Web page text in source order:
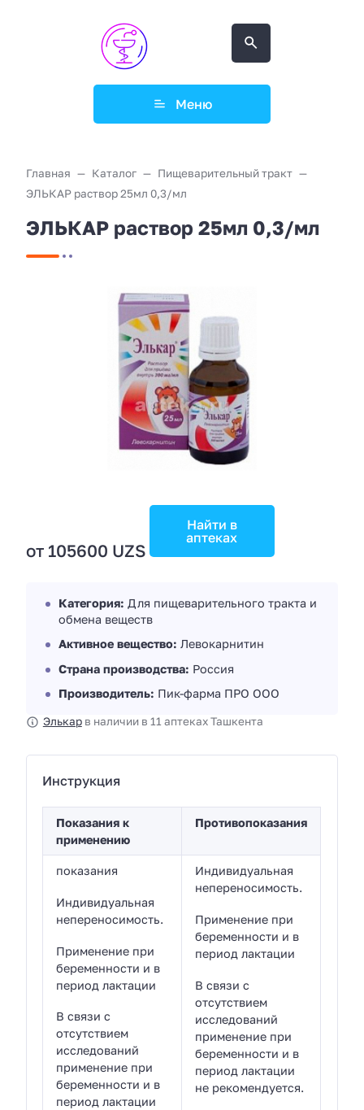
Меню
Главная Каталог
Пищеварительный тракт
ЭЛЬКАР раствор 25мл 0,3/мл
ЭЛЬКАР раствор 25мл 0,3/мл
от 105600 UZS
Найти в
аптеках
Категория: Для пищеварительного тракта и
обмена веществ
Активное вещество: Левокарнитин
Страна производства: Россия
Производитель: Пик-фарма ПРО ООО
Элькарв наличии в 11 аптеках Ташкента
Инструкция
Показания к
применению
Противопоказания
показания
Индивидуальная
непереносимость.
Применение при
беременности и в
период лактации
В связи с
отсутствием
исследований
применение при
беременности и в
период лактации
Индивидуальная
непереносимость.
Применение при
беременности и в
период лактации
В связи с
отсутствием
исследований
применение при
беременности и в
период лактации
не рекомендуется.